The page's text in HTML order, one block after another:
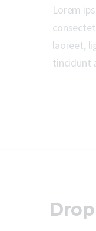
Lorem
laoreet,
tincidunt